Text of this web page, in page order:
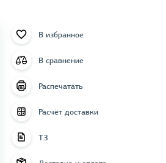
В избранное
В сравнение
Распечатать
Расчёт доставки
ТЗ